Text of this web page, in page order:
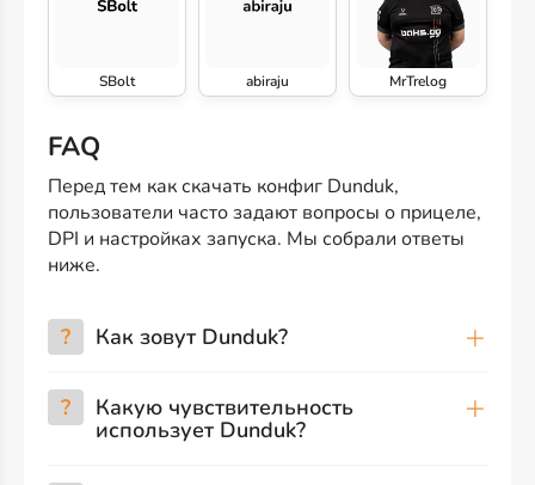
SBolt abiraju MrTrelog
FAQ
Перед тем как скачать конфиг Dunduk,
пользователи часто задают вопросы о прицеле,
DPI и настройках запуска. Мы собрали ответы
ниже.
? Как зовут Dunduk?
? Какую чувствительность
использует Dunduk?